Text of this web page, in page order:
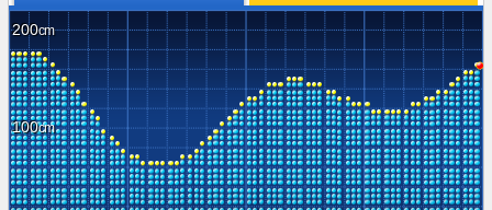
200
100